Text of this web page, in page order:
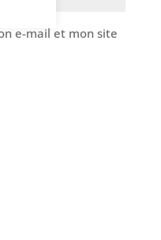
e-mail et mon site